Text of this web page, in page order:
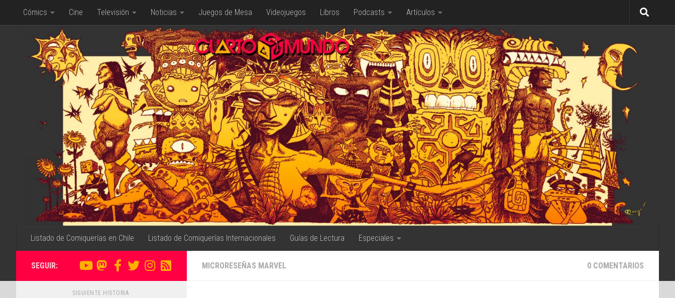
Saltar al contenido
Cómics Cine Televisión Noticias Juegos de Mesa Videojuegos Libros Podcasts Artículos
Listado de Comiquerías en Chile Listado de Comiquerías Internacionales Guías de Lectura Especiales
MICRORESEÑAS MARVEL 0 COMENTARIOS
SEGUIR:
SIGUIENTE HISTORIA